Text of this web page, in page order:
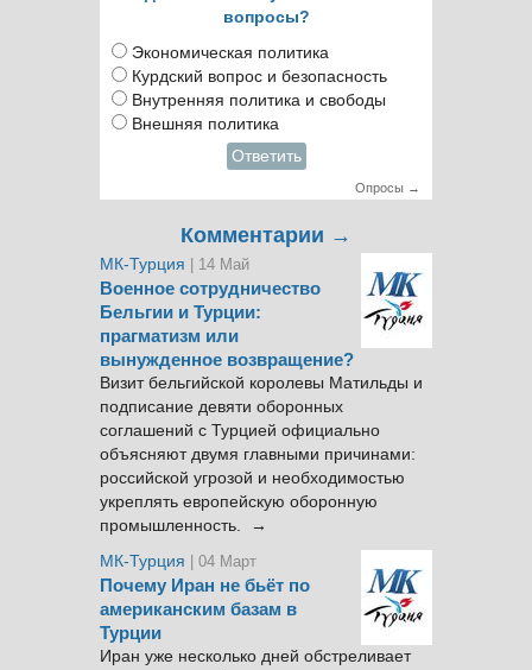
вопросы?
Экономическая политика
Курдский вопрос и безопасность
Внутренняя политика и свободы
Внешняя политика
Ответить
Опросы →
Комментарии →
МК-Турция | 14 Май
Военное сотрудничество
Бельгии и Турции:
прагматизм или
вынужденное возвращение?
Визит бельгийской королевы Матильды и
подписание девяти оборонных
соглашений с Турцией официально
объясняют двумя главными причинами:
российской угрозой и необходимостью
укреплять европейскую оборонную
промышленность. →
МК-Турция
| 04 Март
Почему Иран не бьёт по
американским базам в
Турции
Иран уже несколько дней обстреливает